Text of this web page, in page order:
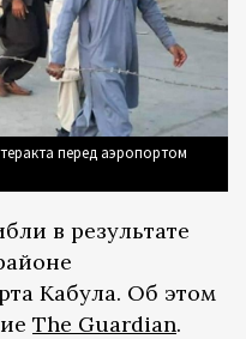
перед аэропортом
в результате
Кабула. Об этом
The Guardian.